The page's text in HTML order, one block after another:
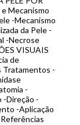
Mecanismo
-Mecanismo
da Pele -
-Necrose
VISUAIS
de
Tratamentos -
-
-Direção -
-Aplicação